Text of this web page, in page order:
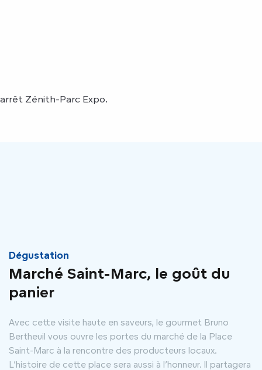
Zénith-Parc Expo.
Dégustation
Marché Saint-Marc, le goût du
panier
Avec cette visite haute en saveurs, le gourmet Bruno
Bertheuil vous ouvre les portes du marché de la Place
Saint-Marc à la rencontre des producteurs locaux.
L’histoire de cette place sera aussi à l’honneur. Il partagera